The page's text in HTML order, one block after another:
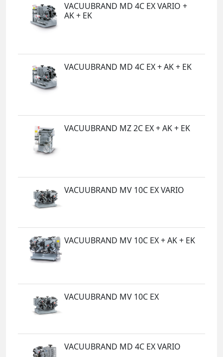
VACUUBRAND MD 4C EX VARIO +
AK + EK
VACUUBRAND MD 4C EX + AK + EK
VACUUBRAND MZ 2C EX + AK + EK
VACUUBRAND MV 10C EX VARIO
VACUUBRAND MV 10C EX + AK + EK
VACUUBRAND MV 10C EX
VACUUBRAND MD 4C EX VARIO